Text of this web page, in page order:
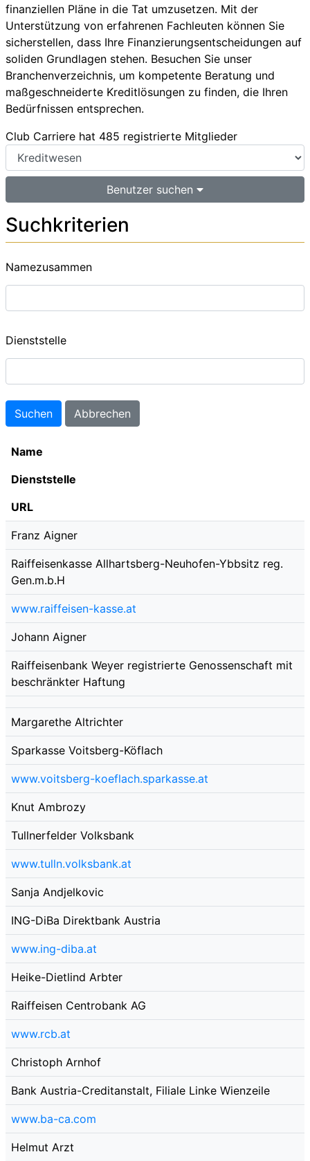
finanziellen Pläne in die Tat umzusetzen. Mit der
Unterstützung von erfahrenen Fachleuten können Sie
sicherstellen, dass Ihre Finanzierungsentscheidungen auf
soliden Grundlagen stehen. Besuchen Sie unser
Branchenverzeichnis, um kompetente Beratung und
maßgeschneiderte Kreditlösungen zu finden, die Ihren
Bedürfnissen entsprechen.
Club Carriere hat 485 registrierte Mitglieder
Benutzer suchen
Suchkriterien
Namezusammen
Dienststelle
Name
Dienststelle
URL
Franz Aigner
Raiffeisenkasse Allhartsberg-Neuhofen-Ybbsitz reg.
Gen.m.b.H
www.raiffeisen-kasse.at
Johann Aigner
Raiffeisenbank Weyer registrierte Genossenschaft mit
beschränkter Haftung
Margarethe Altrichter
Sparkasse Voitsberg-Köflach
www.voitsberg-koeflach.sparkasse.at
Knut Ambrozy
Tullnerfelder Volksbank
www.tulln.volksbank.at
Sanja Andjelkovic
ING-DiBa Direktbank Austria
www.ing-diba.at
Heike-Dietlind Arbter
Raiffeisen Centrobank AG
www.rcb.at
Christoph Arnhof
Bank Austria-Creditanstalt, Filiale Linke Wienzeile
www.ba-ca.com
Helmut Arzt